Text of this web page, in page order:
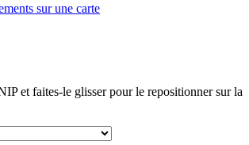
sur une carte
et faites-le glisser pour le repositionner sur la